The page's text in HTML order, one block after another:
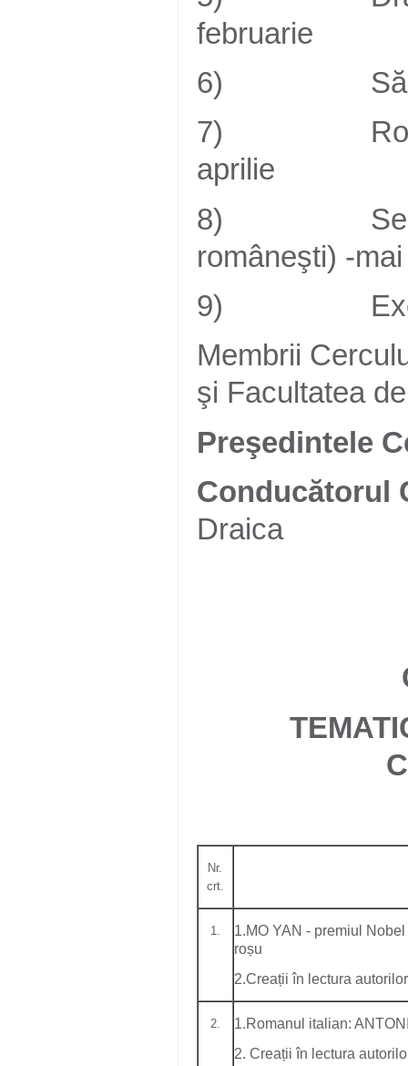
februarie
6)
7) Rolul
aprilie
8) Seară
româneşti) -mai
9) Excursie
Membrii
şi Facultatea
Preşedintele
Conducătorul
Draica
Nr.
crt.
1.
1.MO YAN - premiul
roșu
2.Creații în lectura
2.
1.Romanul italian:
2. Creații în lectura